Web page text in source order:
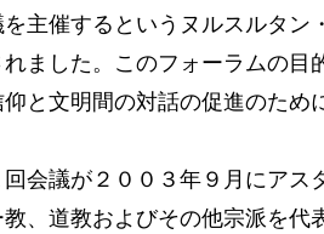
主催するというヌルスルタン
ました。このフォーラムの目
と文明間の対話の促進のため
会議が２００３年９月にアス
、道教およびその他宗派を代